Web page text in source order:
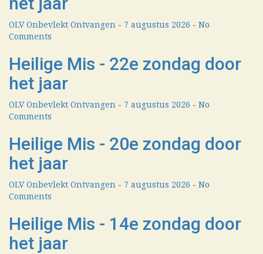
OLV Onbevlekt Ontvangen - 7 augustus 2026 - No
Comments
Heilige Mis - 22e zondag door
het jaar
OLV Onbevlekt Ontvangen - 7 augustus 2026 - No
Comments
Heilige Mis - 20e zondag door
het jaar
OLV Onbevlekt Ontvangen - 7 augustus 2026 - No
Comments
Heilige Mis - 14e zondag door
het jaar